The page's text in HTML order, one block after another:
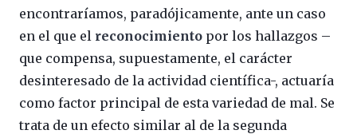
encontraríamos, paradójicamente, ante un caso
en el que el reconocimiento por los hallazgos –
que compensa, supuestamente, el carácter
desinteresado de la actividad científica-, actuaría
como factor principal de esta variedad de mal. Se
trata de un efecto similar al de la segunda